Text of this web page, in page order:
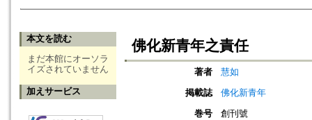
本文を読む
まだ本館にオーソラ
イズされていません
加えサービス
佛化新青年之責任
著者
慧如
掲載誌
佛化新青年
巻号
創刊號